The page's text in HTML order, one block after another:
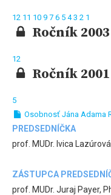
12 11 10 9 7 6 5 43 2 1
Ročník 2003
12
Ročník 2001
5
Osobnosť Jána Adama
PREDSEDNÍČKA
prof. MUDr. Ivica Lazúrová,
ZÁSTUPCA
prof. MUDr. Juraj Payer,